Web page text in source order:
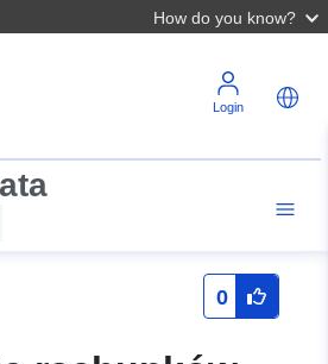
How do you know?
Login
0